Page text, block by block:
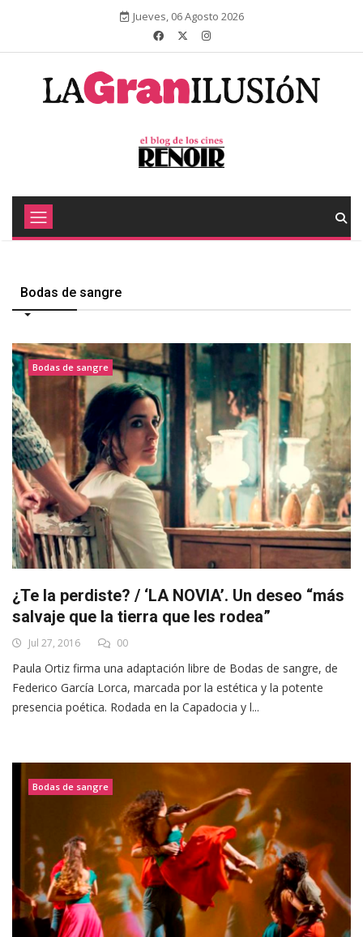
Jueves, 06 Agosto 2026
Bodas de sangre
Bodas de sangre
¿Te la perdiste? / ‘LA NOVIA’. Un deseo “más
salvaje que la tierra que les rodea”
Jul 27, 2016 00
Paula Ortiz firma una adaptación libre de Bodas de sangre, de
Federico García Lorca, marcada por la estética y la potente
presencia poética. Rodada en la Capadocia y l...
Bodas de sangre